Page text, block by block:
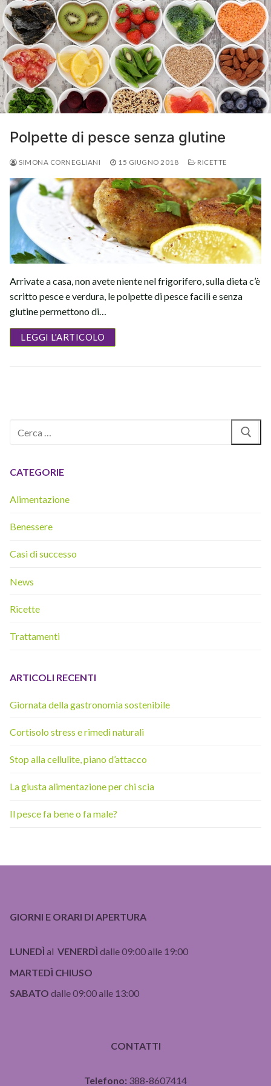
Polpette di pesce senza glutine
SIMONA CORNEGLIANI 15 GIUGNO 2018 RICETTE
Arrivate a casa, non avete niente nel frigorifero, sulla dieta c’è
scritto pesce e verdura, le polpette di pesce facili e senza
glutine permettono di…
LEGGI L'ARTICOLO
CATEGORIE
Alimentazione
Benessere
Casi di successo
News
Ricette
Trattamenti
ARTICOLI RECENTI
Giornata della gastronomia sostenibile
Cortisolo stress e rimedi naturali
Stop alla cellulite, piano d’attacco
La giusta alimentazione per chi scia
Il pesce fa bene o fa male?
GIORNI E ORARI DI APERTURA
LUNEDÌ al VENERDÌ dalle 09:00 alle 19:00
MARTEDÌ CHIUSO
SABATO dalle 09:00 alle 13:00
CONTATTI
Telefono: 388-8607414